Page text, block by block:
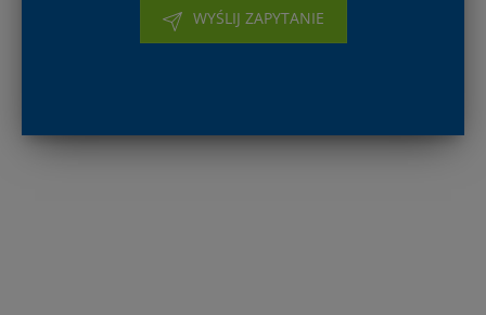
WYŚLIJ ZAPYTANIE